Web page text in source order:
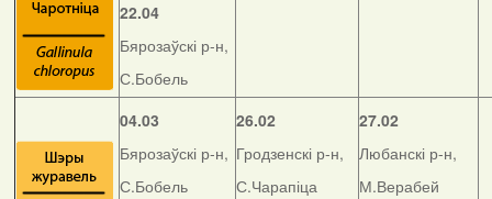
22.04
Бярозаўскі р-н,
С.Бобель
04.03
Бярозаўскі р-н,
С.Бобель
26.02
Гродзенскі р-н,
С.Чарапіца
27.02
Любанскі р-н,
М.Верабей